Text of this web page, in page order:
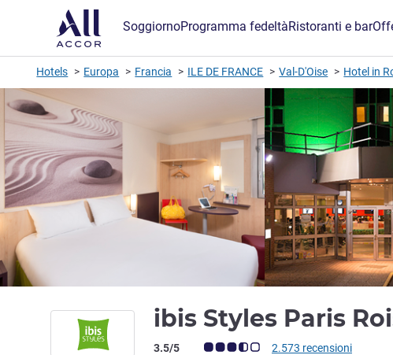
SoggiornoProgramma fedeltàRistoranti e bar
Hotels Europa Francia ILE DE FRANCE Val-D'Oise Hotel in
ibis Styles Paris
Giudizio clienti (Valutazione ALL)
3.5/5 2.573 recensioni